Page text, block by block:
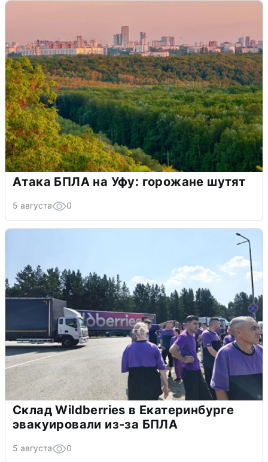
Атака БПЛА на Уфу: горожане шутят
5 августа 0
Склад Wildberries в Екатеринбурге
эвакуировали из-за БПЛА
5 августа 0